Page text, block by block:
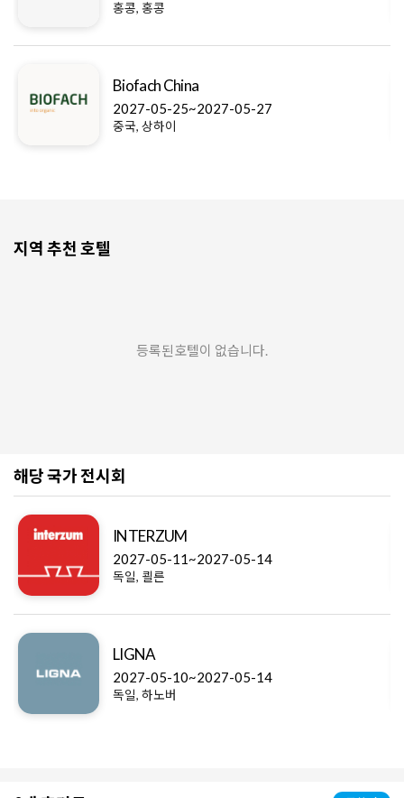
홍콩, 홍콩
Biofach China
2027-05-25~2027-05-27
중국, 상하이
지역 추천 호텔
등록된호텔이 없습니다.
해당 국가 전시회
INTERZUM
2027-05-11~2027-05-14
독일, 쾰른
LIGNA
2027-05-10~2027-05-14
독일, 하노버